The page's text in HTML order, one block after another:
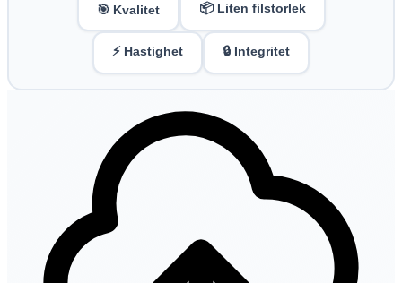
🎯 Kvalitet 📦 Liten filstorlek
⚡ Hastighet 🔒 Integritet